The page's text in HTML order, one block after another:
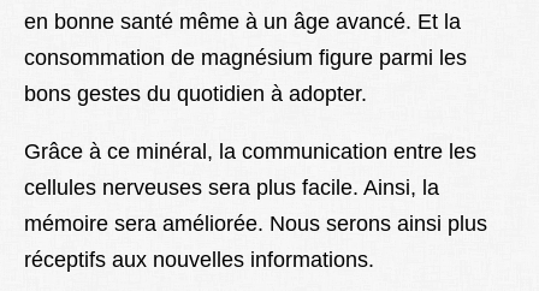
en bonne santé même à un âge avancé. Et la
consommation de magnésium figure parmi les
bons gestes du quotidien à adopter.
Grâce à ce minéral, la communication entre les
cellules nerveuses sera plus facile. Ainsi, la
mémoire sera améliorée. Nous serons ainsi plus
réceptifs aux nouvelles informations.